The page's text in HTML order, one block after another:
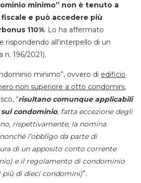
minimo” non è tenuto a
e può accedere più
110%. Lo ha affermato
rispondendo all’interpello di un
196/2021).
minimo”, ovvero di edificio
non superiore a otto condomini,
“risultano comunque applicabili
condominio, fatta eccezione degli
rispettivamente, la nomina
l’obbligo da parte di
di un apposito conto corrente
e il regolamento di condominio
più di dieci condomini)”.